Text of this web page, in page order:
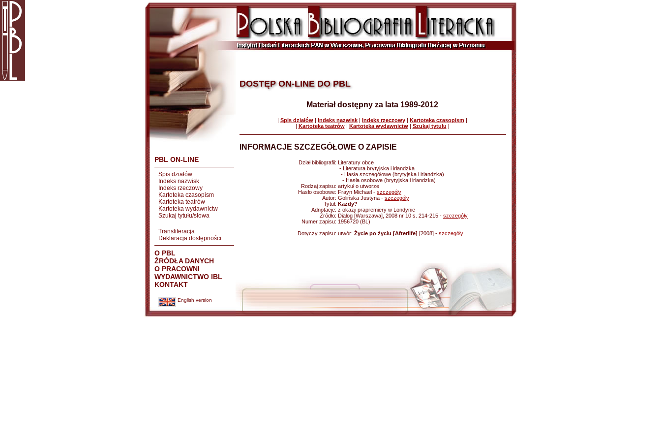
PBL ON-LINE
Spis działów
Indeks nazwisk
Indeks rzeczowy
Kartoteka czasopism
Kartoteka teatrów
Kartoteka wydawnictw
Szukaj tytułu/słowa
Transliteracja
Deklaracja dostępności
O PBL
ŹRÓDŁA DANYCH
O PRACOWNI
WYDAWNICTWO IBL
KONTAKT
English version
DOSTĘP ON-LINE DO PBL
Materiał dostępny za lata 1989-2012
| Spis działów | Indeks nazwisk | Indeks rzeczowy | Kartoteka czasopism |
| Kartoteka teatrów| Kartoteka wydawnictw| Szukaj tytułu |
INFORMACJE SZCZEGÓŁOWE O ZAPISIE
Dział bibliografii: Literatury obce
- Literatura brytyjska i irlandzka
- Hasła szczegółowe (brytyjska i irlandzka)
- Hasła osobowe (brytyjska i irlandzka)
Rodzaj zapisu: artykuł o utworze
Hasło osobowe: Frayn Michael - szczegóły
Autor: Golińska Justyna - szczegóły
Tytuł: Każdy?
Adnotacje: z okazji prapremiery w Londynie
Źródło: Dialog [Warszawa], 2008 nr 10 s. 214-215 - szczegóły
Numer zapisu: 1956720 (BL)
Dotyczy zapisu: utwór: Życie po życiu [Afterlife] [2008] - szczegóły